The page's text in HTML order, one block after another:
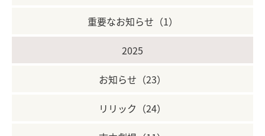
重要なお知らせ（1）
2025
お知らせ（23）
リリック（24）